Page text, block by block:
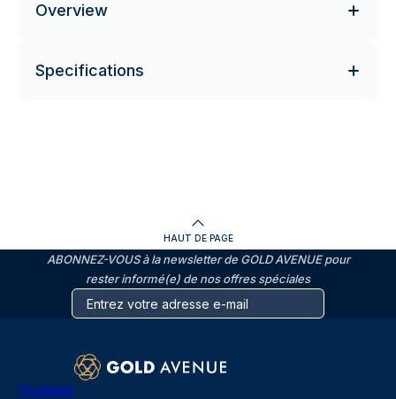
Overview
Specifications
HAUT DE PAGE
ABONNEZ-VOUS à la newsletter de GOLD AVENUE pour
rester informé(e) de nos offres spéciales
Trustpilot